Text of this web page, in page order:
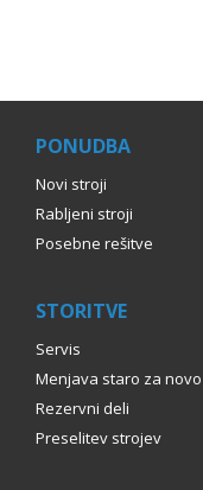
PONUDBA
Novi stroji
Rabljeni stroji
Posebne rešitve
STORITVE
Servis
Menjava staro za novo
Rezervni deli
Preselitev strojev